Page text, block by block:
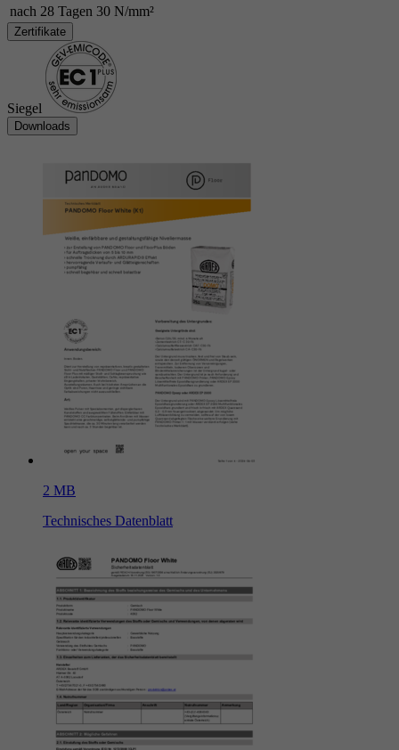
nach 28 Tagen 30 N/mm²
Zertifikate
Siegel
Downloads
2 MB
Technisches Datenblatt